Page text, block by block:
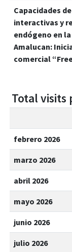
Capacidades
interactivas y
endógeno en
Amalucan:
comercial
Total visits
febrero 2026
marzo 2026
abril 2026
mayo 2026
junio 2026
julio 2026